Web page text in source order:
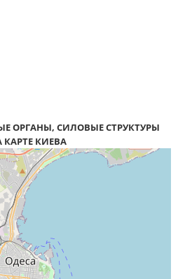
ОРГАНЫ, СИЛОВЫЕ СТРУКТУРЫ
КАРТЕ КИЕВА